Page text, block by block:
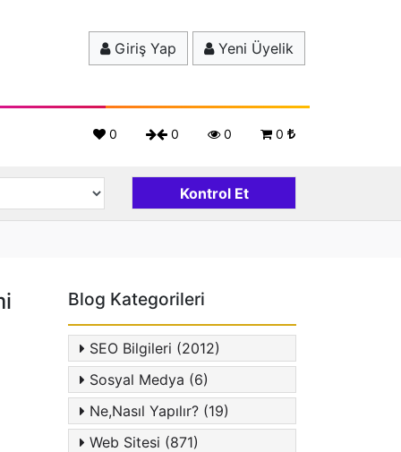
Giriş Yap Yeni Üyelik
0
0
0
0
Blog Kategorileri
SEO Bilgileri (2012)
Sosyal Medya (6)
Ne,Nasıl Yapılır? (19)
Web Sitesi (871)